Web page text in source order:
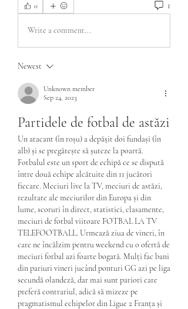
0 1
Write a comment...
Newest
Unknown member
Sep 24, 2023
Partidele de fotbal de astăzi
Un atacant (în roșu) a depășit doi fundași (în
alb) și se pregătește să șuteze la poartă.
Fotbalul este un sport de echipă ce se dispută
între două echipe alcătuite din 11 jucători
fiecare. Meciuri live la TV, meciuri de astăzi,
rezultate ale meciurilor din Europa și din
lume, scoruri în direct, statistici, clasamente,
meciuri de fotbal viitoare FOTBAL LA TV
TELEFOOTBALL. Urmează ziua de vineri, în
care ne încălzim pentru weekend cu o ofertă de
meciuri fotbal azi foarte bogată. Mulți fac bani
din pariuri vineri jucând ponturi GG azi pe liga
secundă olandeză, dar mai sunt pariori care
preferă contrariul, adică să mizeze pe
pragmatismul echipelor din Ligue 2 Franța și